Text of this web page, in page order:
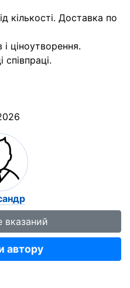
кількості. Доставка по
і ціноутворення.
вказаний
автору